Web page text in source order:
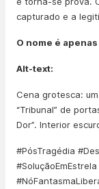
capturado e a
O nome é
Alt-text:
Cena grotesca:
“Tribunal” de
Dor”. Interior
#PósTragédia